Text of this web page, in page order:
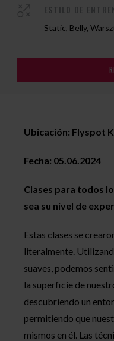
Static, Belly,
Ubicación: Flyspot
Fecha: 05.06.2024
Clases para todos
sea su nivel de
Estas clases se
literalmente.
suaves, podemos
la superficie de
descubriendo un
permitiendo que
mismos en él. Las